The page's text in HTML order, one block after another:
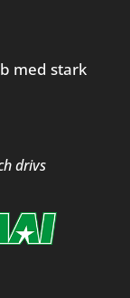
med stark
drivs